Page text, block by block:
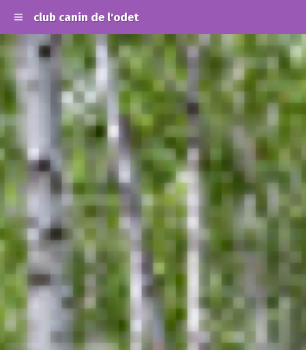
club canin de l'odet